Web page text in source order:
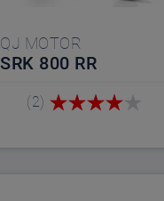
(2)
QJ MOTOR
SRK 800 RR